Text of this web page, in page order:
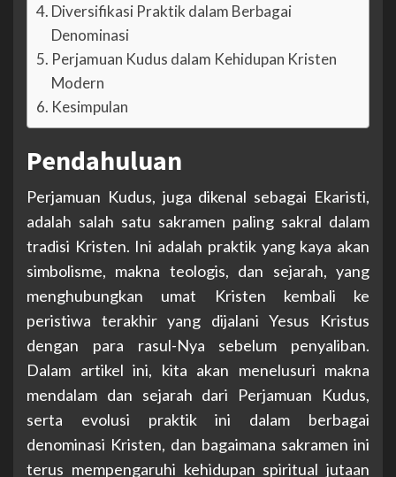
Diversifikasi Praktik dalam Berbagai
Denominasi
Perjamuan Kudus dalam Kehidupan Kristen
Modern
Kesimpulan
Pendahuluan
Perjamuan Kudus, juga dikenal sebagai Ekaristi,
adalah salah satu sakramen paling sakral dalam
tradisi Kristen. Ini adalah praktik yang kaya akan
simbolisme, makna teologis, dan sejarah, yang
menghubungkan umat Kristen kembali ke
peristiwa terakhir yang dijalani Yesus Kristus
dengan para rasul-Nya sebelum penyaliban.
Dalam artikel ini, kita akan menelusuri makna
mendalam dan sejarah dari Perjamuan Kudus,
serta evolusi praktik ini dalam berbagai
denominasi Kristen, dan bagaimana sakramen ini
terus mempengaruhi kehidupan spiritual jutaan